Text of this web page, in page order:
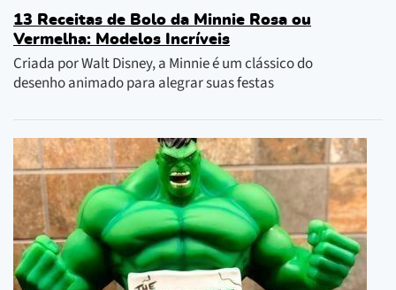
13 Receitas de Bolo da Minnie Rosa ou
Vermelha: Modelos Incríveis
Criada por Walt Disney, a Minnie é um clássico do
desenho animado para alegrar suas festas